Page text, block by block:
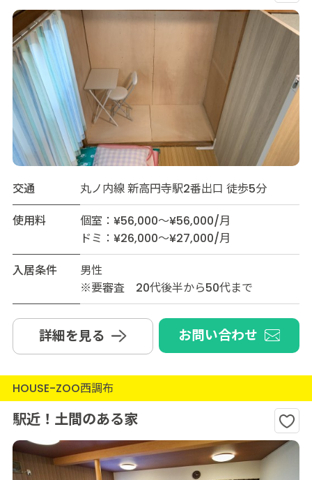
交通
丸ノ内線 新高円寺駅2番出口 徒歩5分
使用料
個室：¥56,000～¥56,000/月
ドミ：¥26,000～¥27,000/月
入居条件
男性
※要審査 20代後半から50代まで
詳細を見る お問い合わせ
HOUSE-ZOO西調布
駅近！土間のある家